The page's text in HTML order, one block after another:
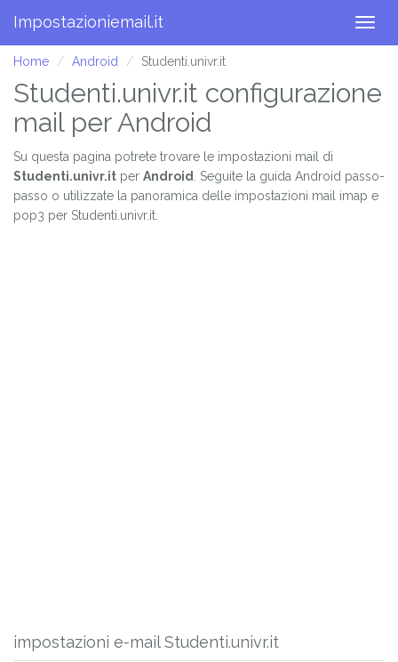
Impostazioniemail.it
Home Android Studenti.univr.it
Studenti.univr.it configurazione
mail per Android
Su questa pagina potrete trovare le impostazioni mail di
Studenti.univr.it per Android
. Seguite la guida Android passo-
passo o utilizzate la panoramica delle impostazioni mail imap e
pop3 per Studenti.univr.it.
impostazioni e-mail Studenti.univr.it